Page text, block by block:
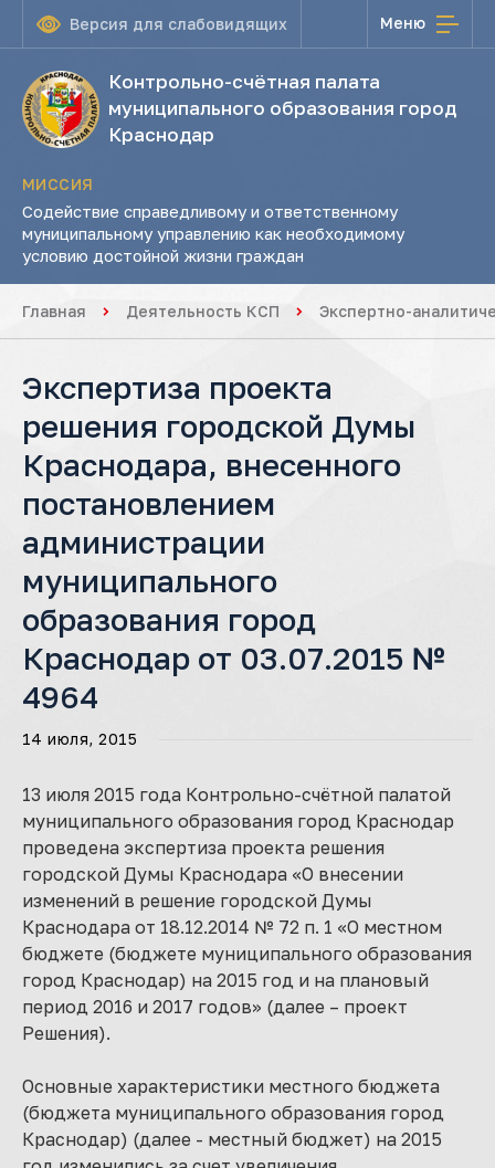
Версия для слабовидящих Меню
Контрольно-счётная палата
муниципального образования город
Краснодар
МИССИЯ
Содействие справедливому и ответственному
муниципальному управлению как необходимому
условию достойной жизни граждан
Главная Деятельность КСП Экспертно-
Экспертиза проекта
решения городской Думы
Краснодара, внесенного
постановлением
администрации
муниципального
образования город
Краснодар от 03.07.2015 №
4964
14 июля, 2015
13 июля 2015 года Контрольно-счётной палатой
муниципального образования город Краснодар
проведена экспертиза проекта решения
городской Думы Краснодара «О внесении
изменений в решение городской Думы
Краснодара от 18.12.2014 № 72 п. 1 «О местном
бюджете (бюджете муниципального образования
город Краснодар) на 2015 год и на плановый
период 2016 и 2017 годов» (далее – проект
Решения).
Основные характеристики местного бюджета
(бюджета муниципального образования город
Краснодар) (далее - местный бюджет) на 2015